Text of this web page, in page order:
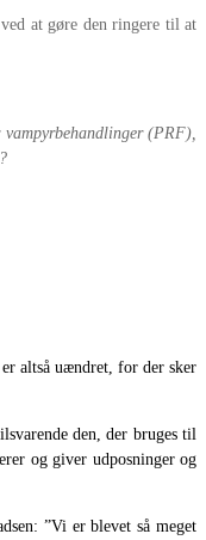
at gøre den ringere til at
(PRF),
altså uændret, for der sker
den, der bruges til
og giver udposninger og
”Vi er blevet så meget